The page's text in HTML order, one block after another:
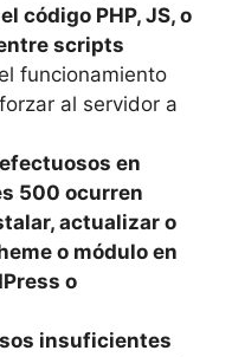
código PHP, JS, o
scripts
funcionamiento
al servidor a
en
500 ocurren
actualizar o
o módulo en
o
insuficientes